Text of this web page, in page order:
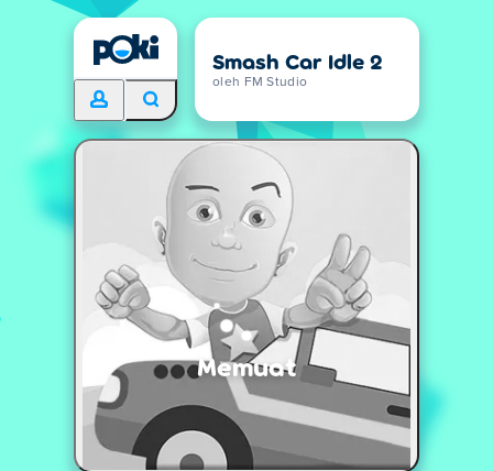
Smash Car Idle 2
oleh FM Studio
Memuat